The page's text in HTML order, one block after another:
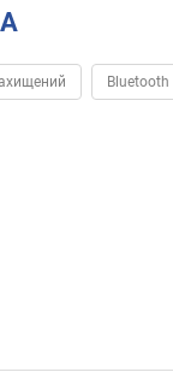
Bluetooth